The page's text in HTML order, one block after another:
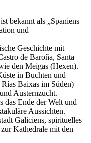
bekannt als „Spaniens
und
Geschichte mit
de Baroña, Santa
den Meigas (Hexen).
in Buchten und
Baixas im Süden)
Austernzucht.
das Ende der Welt und
Aussichten.
Galiciens, spirituelles
Kathedrale mit den